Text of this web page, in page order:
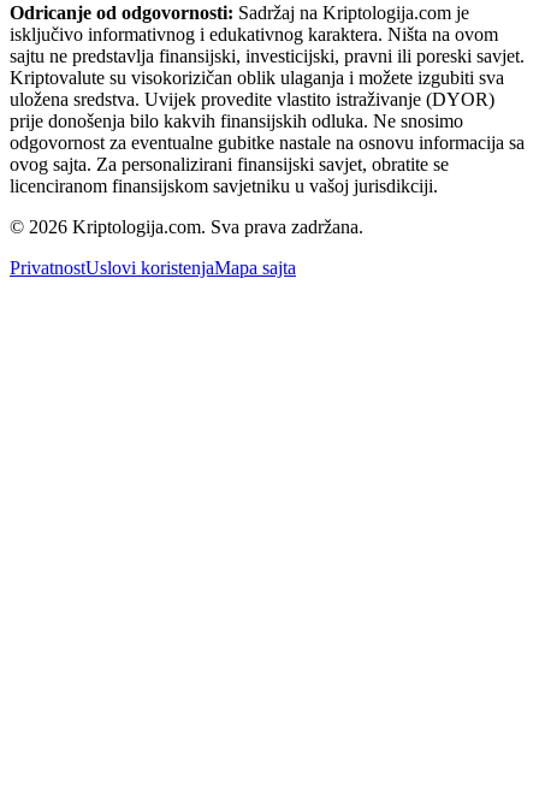
Odricanje od odgovornosti: Sadržaj na Kriptologija.com je
isključivo informativnog i edukativnog karaktera. Ništa na ovom
sajtu ne predstavlja finansijski, investicijski, pravni ili poreski savjet.
Kriptovalute su visokorizičan oblik ulaganja i možete izgubiti sva
uložena sredstva. Uvijek provedite vlastito istraživanje (DYOR)
prije donošenja bilo kakvih finansijskih odluka. Ne snosimo
odgovornost za eventualne gubitke nastale na osnovu informacija sa
ovog sajta. Za personalizirani finansijski savjet, obratite se
licenciranom finansijskom savjetniku u vašoj jurisdikciji.
© 2026 Kriptologija.com. Sva prava zadržana.
PrivatnostUslovi koristenjaMapa sajta